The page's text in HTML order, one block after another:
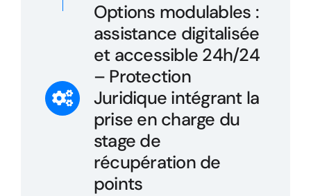
Options modulables :
assistance digitalisée
et accessible 24h/24
– Protection
Juridique intégrant la
prise en charge du
stage de
récupération de
points